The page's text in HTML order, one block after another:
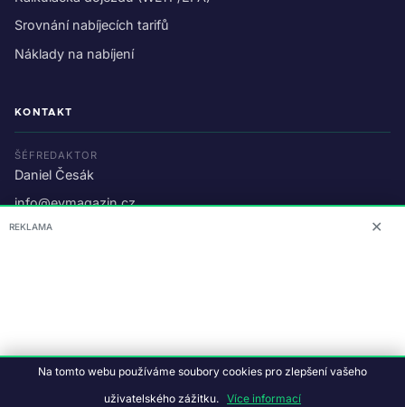
Srovnání nabíjecích tarifů
Náklady na nabíjení
KONTAKT
ŠÉFREDAKTOR
Daniel Česák
info@evmagazin.cz
O nás
© 2026 EV Magazin.Podmínky a ochrana dat.
REKLAMA ✕
Na tomto webu používáme soubory cookies pro zlepšení vašeho
uživatelského zážitku. Více informací